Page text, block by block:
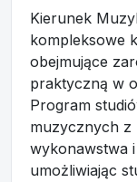
Kierunek
kompleksowe
obejmujące
praktyczną w
Program
muzycznych z
wykonawstwa
umożliwiając